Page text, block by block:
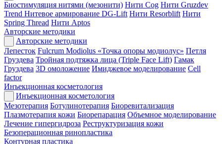
Биостимуляция нитями (мезонити) Нити Cog Нити Gruzdev
Trend Нитевое армирование DG-Lift Нити Resorblift Нити
Spring Thread Нити Aptos
Авторские методики
Авторские методики
Лепесток Fulcrum Modiolus «Точка опоры модиолус» Петля
Груздева Тройная подтяжка лица (Triple Face Lift) Гамак
Груздева 3D омоложение Имиджевое моделирование Cell
factor
Инъекционная косметология
Инъекционная косметология
Мезотерапия Ботулинотерапия Биоревитализация
Плазмотерапия кожи Биорепарация Объемное моделирование
Лечение гипергидроза Реструктуризация кожи
Безоперационная ринопластика
Контурная пластика